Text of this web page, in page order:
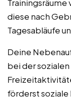
diese nach
Tagesabläufe
Deine
bei der
förderst